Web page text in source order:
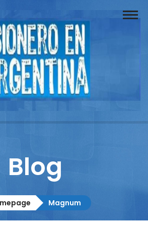
Blog
Magnum